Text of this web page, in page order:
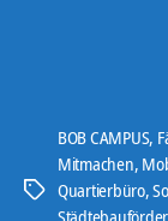
Schlagwörter
BOB CAMPUS,
Mitmachen,
Quartierbüro,